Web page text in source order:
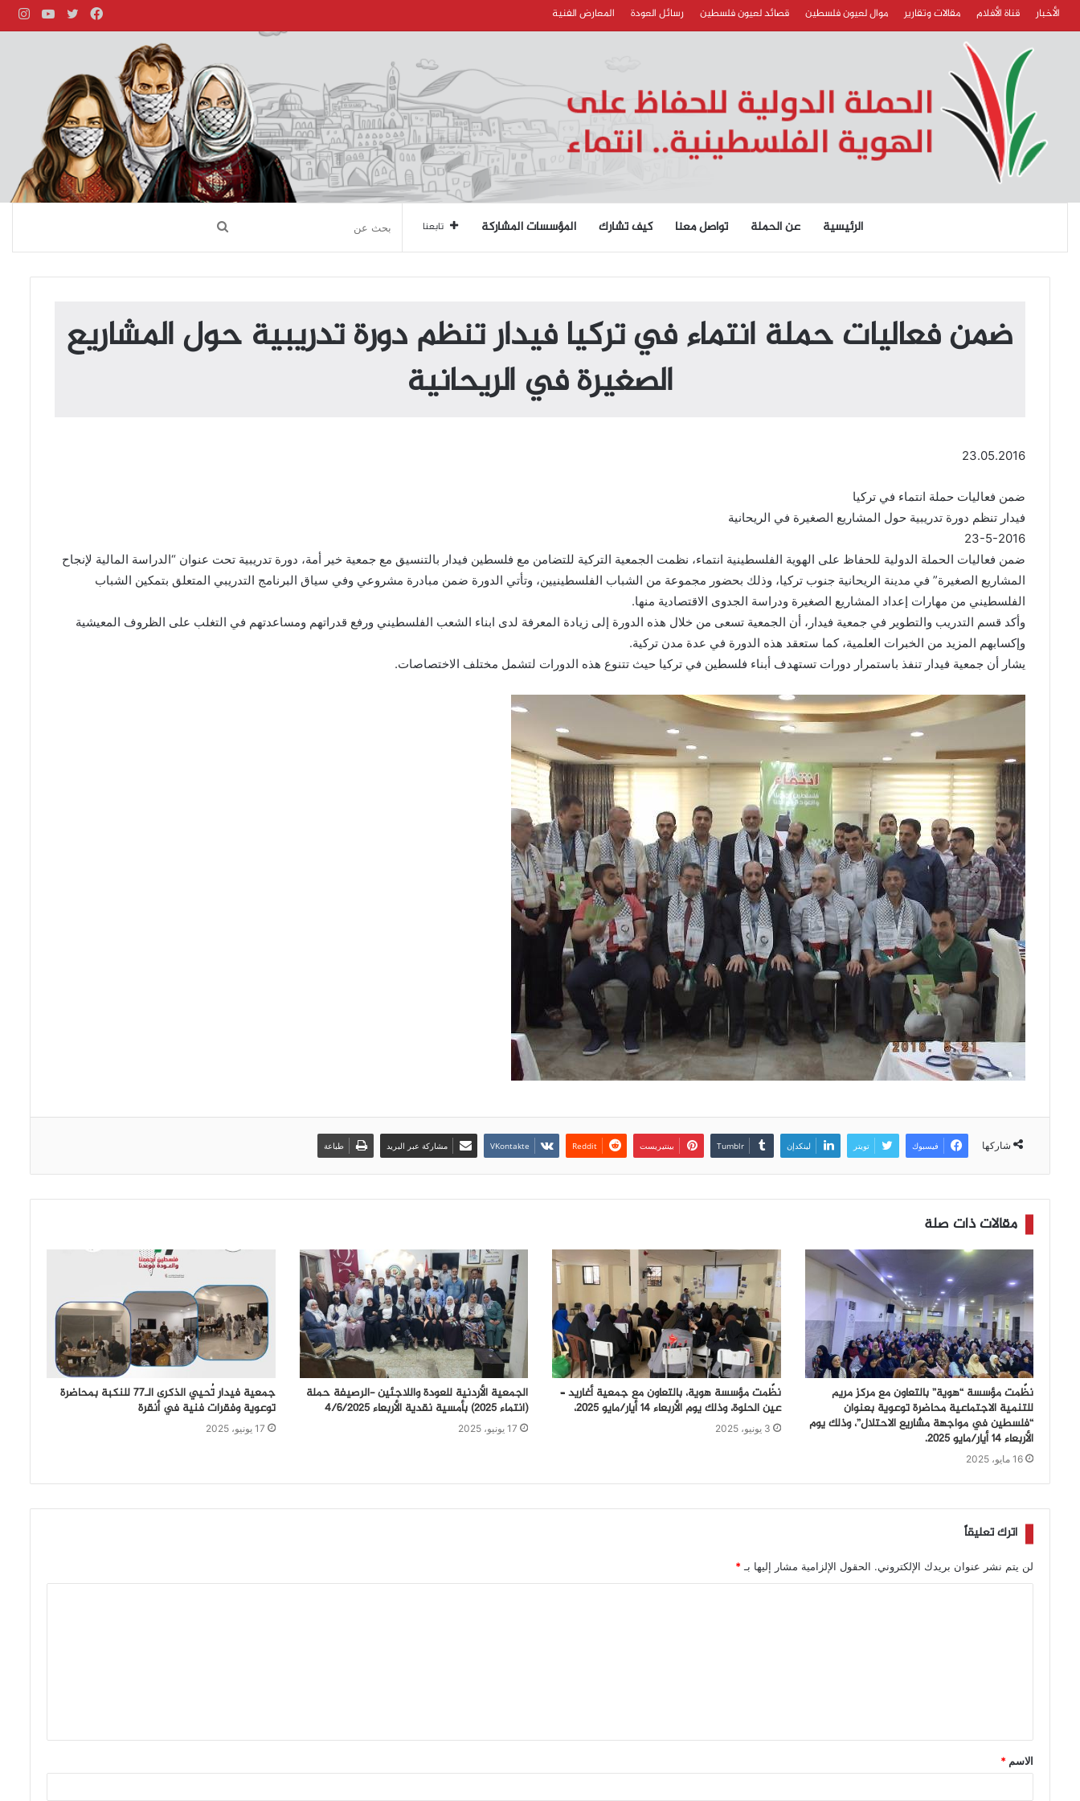
الأخبار قناة الأفلام مقالات وتقارير موال لعيون فلسطين قصائد لعيون فلسطين رسائل العودة المعارض الفنية يوتيوبتويترفيسبوك
الرئيسية عن الحملة تواصل معنا كيف تشارك المؤسسات المشاركة بحث
عن
تابعنا
ضمن فعاليات حملة انتماء في تركيا فيدار تنظم دورة تدريبية حول المشاريع
الصغيرة في الريحانية
23.05.2016
ضمن فعاليات حملة انتماء في تركيا
فيدار تنظم دورة تدريبية حول المشاريع الصغيرة في الريحانية
23-5-2016
ضمن فعاليات الحملة الدولية للحفاظ على الهوية الفلسطينية انتماء، نظمت الجمعية التركية للتضامن مع فلسطين فيدار بالتنسيق مع جمعية خير أمة، دورة تدريبية تحت عنوان “الدراسة المالية لإنجاح
المشاريع الصغيرة” في مدينة الريحانية جنوب تركيا، وذلك بحضور مجموعة من الشباب الفلسطينيين، وتأتي الدورة ضمن مبادرة مشروعي وفي سياق البرنامج التدريبي المتعلق بتمكين الشباب
الفلسطيني من مهارات إعداد المشاريع الصغيرة ودراسة الجدوى الاقتصادية منها.
وأكد قسم التدريب والتطوير في جمعية فيدار، أن الجمعية تسعى من خلال هذه الدورة إلى زيادة المعرفة لدى ابناء الشعب الفلسطيني ورفع قدراتهم ومساعدتهم في التغلب على الظروف المعيشية
وإكسابهم المزيد من الخبرات العلمية، كما ستعقد هذه الدورة في عدة مدن تركية.
يشار أن جمعية فيدار تنفذ باستمرار دورات تستهدف أبناء فلسطين في تركيا حيث تتنوع هذه الدورات لتشمل مختلف الاختصاصات.
شاركها فيسبوك تويتر لينكدإن بينتيريست مشاركة عبر البريد طباعة
مقالات ذات صلة
نظّمت مؤسسة “هوية” بالتعاون مع مركز مريم
للتنمية الاجتماعية محاضرة توعوية بعنوان
“فلسطين في مواجهة مشاريع الاحتلال”، وذلك يوم
الأربعاء 14 أيار/مايو 2025.
16 مايو، 2025
نظّمت مؤسسة هوية، بالتعاون مع جمعية أغاريد –
عين الحلوة، وذلك يوم الأربعاء 14 أيار/مايو 2025،
3 يونيو، 2025
الجمعية الأردنية للعودة واللاجئين -الرصيفة حملة
(انتماء ٢٠٢٥) بأمسية نقدية الأربعاء ٤/٦/٢٠٢٥
17 يونيو، 2025
جمعية فيدار تُحيي الذكرى الـ77 للنكبة بمحاضرة
توعوية وفقرات فنية في أنقرة
17 يونيو، 2025
اترك تعليقاً
لن يتم نشر عنوان بريدك الإلكتروني. الحقول الإلزامية مشار إليها بـ*
الاسم *